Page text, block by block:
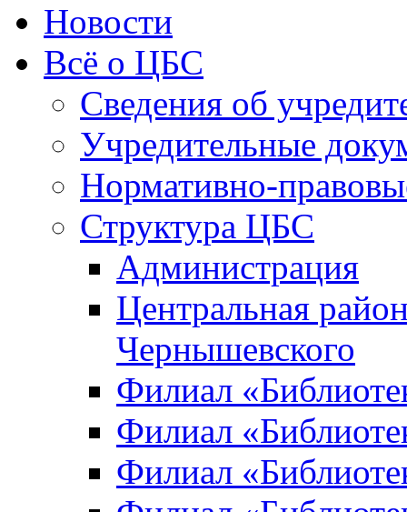
Новости
Всё о ЦБС
Сведения об
Учредительные
Нормативно-
Структура ЦБС
Администрация
Центральная
Чернышевского
Филиал
Филиал
Филиал